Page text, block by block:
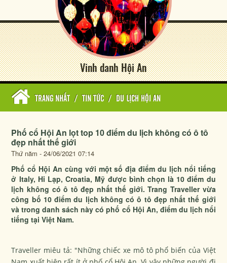
Vinh danh Hội An
TRANG NHẤT / TIN TỨC / DU LỊCH HỘI AN
Phố cổ Hội An lọt top 10 điểm du lịch không có ô tô
đẹp nhất thế giới
Thứ năm - 24/06/2021 07:14
Phố cổ Hội An cùng với một số địa điểm du lịch nổi tiếng
ở Italy, Hi Lạp, Croatia, Mỹ được bình chọn là 10 điểm du
lịch không có ô tô đẹp nhất thế giới. Trang Traveller vừa
công bố 10 điểm du lịch không có ô tô đẹp nhất thế giới
và trong danh sách này có phố cổ Hội An, điểm du lịch nổi
tiếng tại Việt Nam.
Traveller miêu tả: "Những chiếc xe mô tô phổ biến của Việt